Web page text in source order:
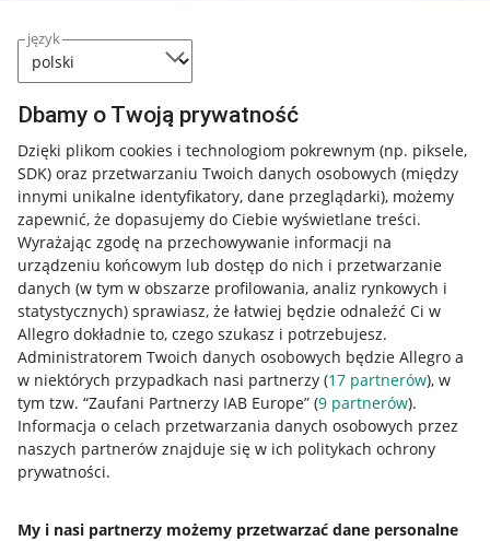
język
Dbamy o Twoją prywatność
Dzięki plikom cookies i technologiom pokrewnym (np. piksele,
SDK) oraz przetwarzaniu Twoich danych osobowych (między
innymi unikalne identyfikatory, dane przeglądarki), możemy
zapewnić, że dopasujemy do Ciebie wyświetlane treści.
Wyrażając zgodę na przechowywanie informacji na
urządzeniu końcowym lub dostęp do nich i przetwarzanie
danych (w tym w obszarze profilowania, analiz rynkowych i
statystycznych) sprawiasz, że łatwiej będzie odnaleźć Ci w
Allegro dokładnie to, czego szukasz i potrzebujesz.
Administratorem Twoich danych osobowych będzie Allegro a
w niektórych przypadkach nasi partnerzy (17 partnerów), w
tym tzw. “Zaufani Partnerzy IAB Europe” (9 partnerów).
Informacja o celach przetwarzania danych osobowych przez
naszych partnerów znajduje się w ich politykach ochrony
prywatności.
My i nasi partnerzy możemy przetwarzać dane personalne
Przydatne informacje
Jak to działa